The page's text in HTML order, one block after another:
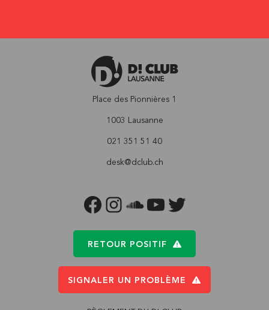
Place des Pionnières 1
1003 Lausanne
021 351 51 40
desk@dclub.ch
FACEBOOKINSTAGRAM
SOUNDCLOUD
YOUTUBETWITTER
RETOUR POSITIF
SIGNALER UN PROBLÈME